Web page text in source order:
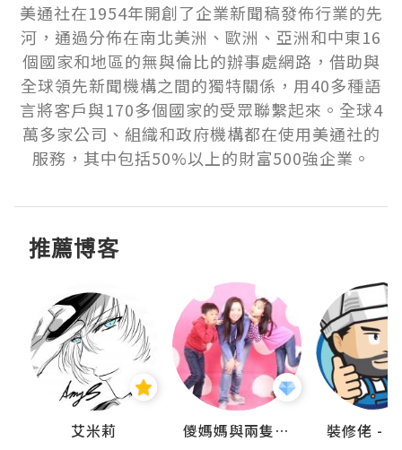
美通社在1954年開創了企業新聞稿發佈行業的先
河，通過分佈在南北美洲、歐洲、亞洲和中東16
個國家和地區的無與倫比的辦事處網路，借助與
全球領先新聞機構之間的獨特關係，用40多種語
言將客戶與170多個國家的受眾聯繫起來。全球4
萬多家公司、組織和政府機構都在使用美通社的
服務，其中包括50%以上的財富500強企業。
推薦博客
艾米莉 儍媽媽與兩隻小魔怪之家